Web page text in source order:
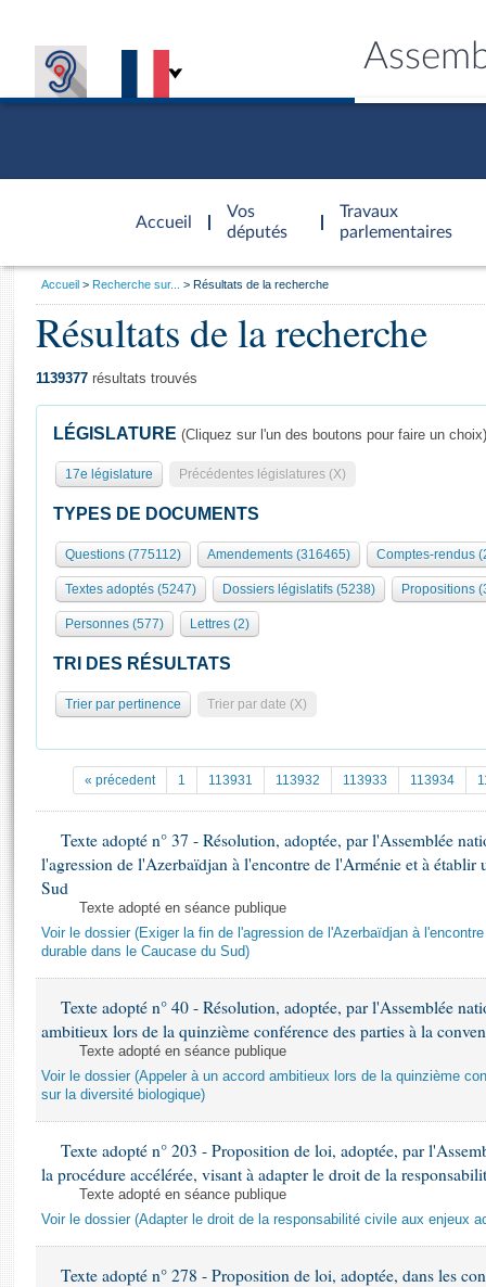
Accueil
d'accueil
Vos
députés
Travaux
parlementaires
Présidence
577 députés
Groupes politiques
Élections législatives
Séance publique
Commissions et autres organes
Europe et International
Contrôle et évaluation
Congrès
Pétitions
Documents parlementaires
Propositions de loi
Amendements
Textes adoptés
Rapports d'information
Rapports d'enquête
Rapports législatifs
Rapports sur l'application des lois
Baromètre de l’application des lois
Dossiers législatifs
Budget et sécurité sociale
Questions écrites et orales
Comptes rendus des débats
Général
Rôle et pouvoirs de l'Assemblée
Organisation de l'Assemblée
Présidence Conférence des Présidents Bureau Collège des
Statistiques et chiffres clés
Transparence et déontologie
Histoire
Juniors
Anciennes législatures
Liens vers les sites publics
Visiter l'Assemblée
Visite virtuelle du palais Bourbon
Assister à une séance
Accès des chercheurs à l’Assemblée
Les évènements
Les archives
Photos libres de droit
Vous
Accueil Recherche sur... Résultats de la recherche
Résultats de la recherche
1139377 résultats trouvés
LÉGISLATURE (Cliquez sur l'un des boutons pour faire un choix)
17e législature Précédentes législatures (X)
TYPES DE DOCUMENTS
Questions (775112) Amendements (316465) Comptes-rendus
Textes adoptés (5247) Dossiers législatifs (5238) Propositions
Personnes (577) Lettres (2)
TRI DES RÉSULTATS
Trier par pertinence Trier par date (X)
« précedent 1 113931 113932 113933 113934
Texte adopté n° 37 - Résolution, adoptée, par l'Assemblée
l'agression de l'Azerbaïdjan à l'encontre de l'Arménie et à établir
Sud
Texte adopté en séance publique
Voir le dossier (Exiger la fin de l'agression de l'Azerbaïdjan à
durable dans le Caucase du Sud)
Texte adopté n° 40 - Résolution, adoptée, par l'Assemblée
ambitieux lors de la quinzième conférence des parties à la
Texte adopté en séance publique
Voir le dossier (Appeler à un accord ambitieux lors de la quinzième
sur la diversité biologique)
Texte adopté n° 203 - Proposition de loi, adoptée, par
la procédure accélérée, visant à adapter le droit de la
Texte adopté en séance publique
Voir le dossier (Adapter le droit de la responsabilité civile aux enjeux
Texte adopté n° 278 - Proposition de loi, adoptée, dans les